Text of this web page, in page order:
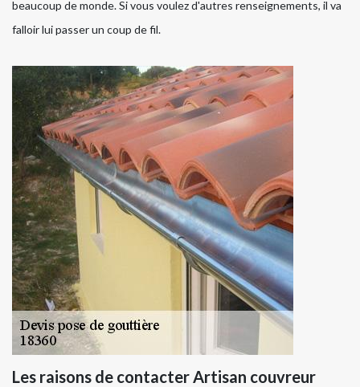
beaucoup de monde. Si vous voulez d'autres renseignements, il va
falloir lui passer un coup de fil.
Les raisons de contacter Artisan couvreur